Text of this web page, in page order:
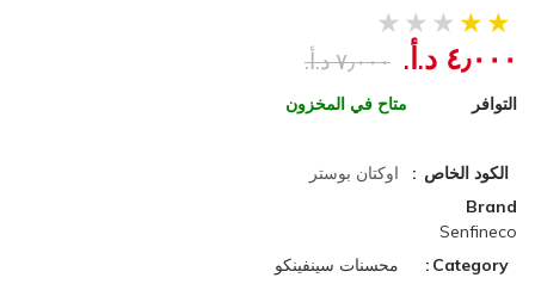
٤٫٠٠٠ د.أ.‏ ٧٫٠٠٠ د.أ.‏
التوافر متاح في المخزون
الكود الخاص
اوكتان بوستر
Brand
Senfineco
Category
محسنات سينفينكو